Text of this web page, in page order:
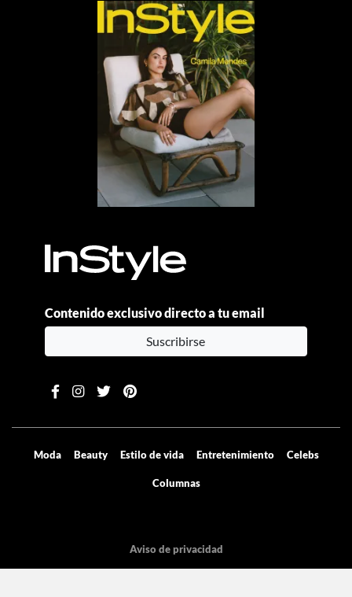
Contenido exclusivo directo a tu email
Suscribirse
Moda Beauty Estilo de vida Entretenimiento Celebs
Columnas
Aviso de privacidad